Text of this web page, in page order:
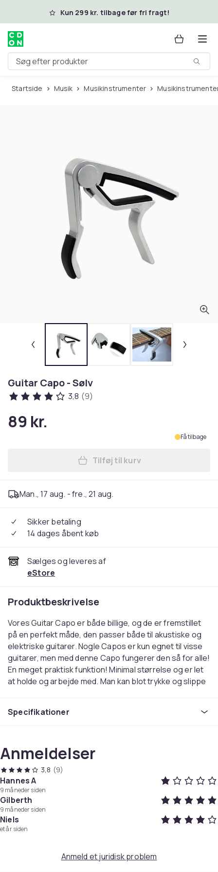
Spring til hovedindhold
Kun 299 kr. tilbage før fri fragt!
Søg efter produkter
Startside Musik Musikinstrumenter
Guitar Capo - Sølv
3,8 (9)
89 kr.
Få tilbage
Læg Guitar Capo - Sølv i
Tilføj til kurv
Man., 17 aug. - fre., 21 aug.
Sikker betaling
14 dages åbent køb
Sælges og leveres af
eStore
Produktbeskrivelse
Vores Guitar Capo er både billige, og de er fremstillet
på en perfekt måde, den passer både til akustiske og
elektriske guitarer. Nogle Capos er kun egnet til visse
guitarer, men med denne Capo fungerer den så for alle!
En meget praktisk funktion! Minimal størrelse og er let
at holde og arbejde med. Man kan blot trykke og slippe
ordentligt afstemt guitar. Kan let ændres i midten af
- Let at flytte
- Passer til både elektrisk og akustisk guitar
Specifikationer:
Farve: Sølv
Materiale: plast
Specifikationer
Anmeldelser
3,8 (9)
Hannes A
9 måneder siden
Gilberth
9 måneder siden
Niels
et år siden
Anmeld et juridisk problem